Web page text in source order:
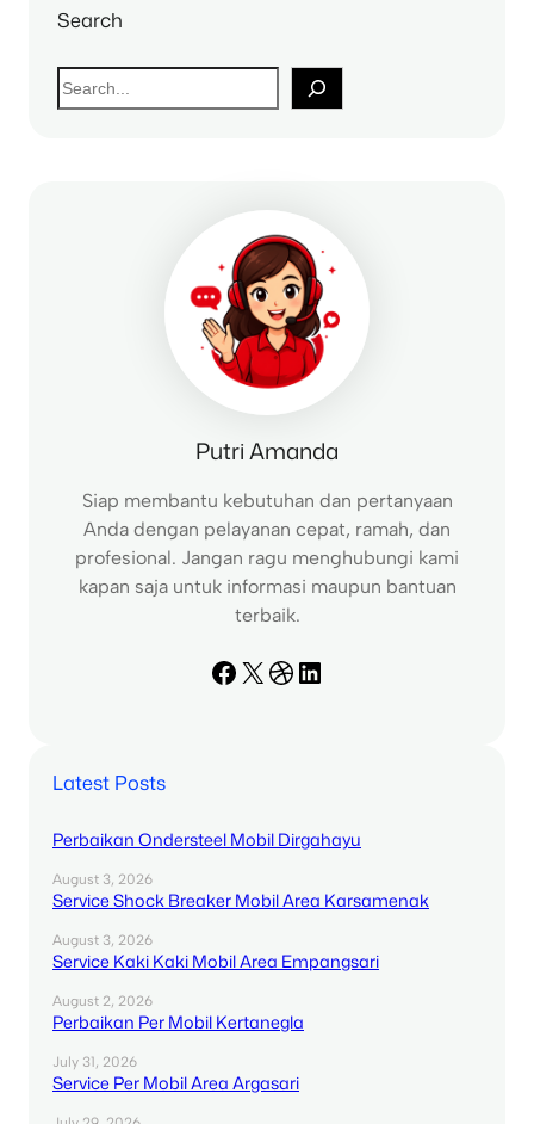
Search
S
e
Putri Amanda
Siap membantu kebutuhan dan pertanyaan
Anda dengan pelayanan cepat, ramah, dan
profesional. Jangan ragu menghubungi kami
kapan saja untuk informasi maupun bantuan
terbaik.
Facebook X Dribbble LinkedIn
Latest Posts
Perbaikan Ondersteel Mobil Dirgahayu
August 3, 2026
Service Shock Breaker Mobil Area Karsamenak
August 3, 2026
Service Kaki Kaki Mobil Area Empangsari
August 2, 2026
Perbaikan Per Mobil Kertanegla
July 31, 2026
Service Per Mobil Area Argasari